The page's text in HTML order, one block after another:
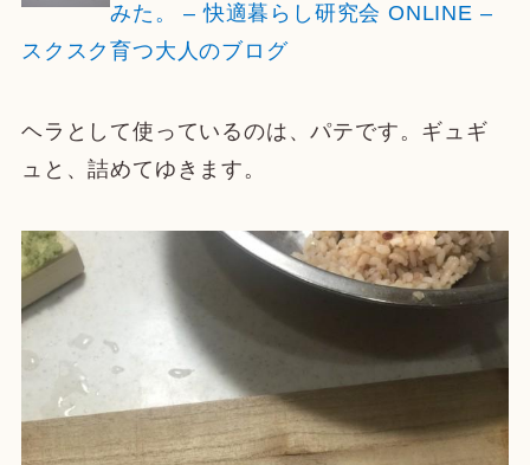
みた。 – 快適暮らし研究会 ONLINE –
スクスク育つ大人のブログ
ヘラとして使っているのは、パテです。ギュギ
ュと、詰めてゆきます。